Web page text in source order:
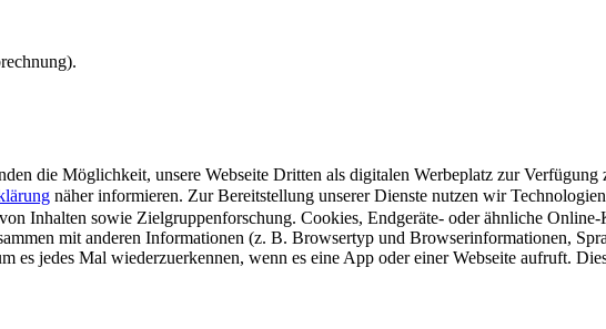
die Möglichkeit, unsere Webseite Dritten als digitalen Werbeplatz zur Verfügung
näher informieren. Zur Bereitstellung unserer Dienste nutzen wir
Inhalten sowie Zielgruppenforschung. Cookies, Endgeräte- oder ähnliche
mit anderen Informationen (z. B. Browsertyp und Browserinformationen,
es jedes Mal wiederzuerkennen, wenn es eine App oder einer Webseite aufruft.